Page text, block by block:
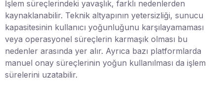
İşlem süreçlerindeki yavaşlık, farklı nedenlerden
kaynaklanabilir. Teknik altyapının yetersizliği, sunucu
kapasitesinin kullanıcı yoğunluğunu karşılayamaması
veya operasyonel süreçlerin karmaşık olması bu
nedenler arasında yer alır. Ayrıca bazı platformlarda
manuel onay süreçlerinin yoğun kullanılması da işlem
sürelerini uzatabilir.